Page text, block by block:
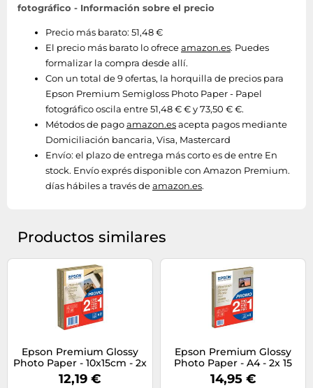
fotográfico - Información sobre el precio
Precio más barato: 51,48 €
El precio más barato lo ofreceamazon.es. Puedes
formalizar la compra desde allí.
Con un total de 9 ofertas, la horquilla de precios para
Epson Premium Semigloss Photo Paper - Papel
fotográfico oscila entre 51,48 € € y 73,50 € €.
Métodos de pagoamazon.esacepta pagos mediante
Domiciliación bancaria, Visa, Mastercard
Envío: el plazo de entrega más corto es de entre En
stock. Envío exprés disponible con Amazon Premium.
días hábiles a través deamazon.es.
Productos similares
Epson Premium Glossy
Photo Paper - 10x15cm - 2x
40 Hojas
12,19 €
Epson Premium Glossy
Photo Paper - A4 - 2x 15
Hojas
14,95 €